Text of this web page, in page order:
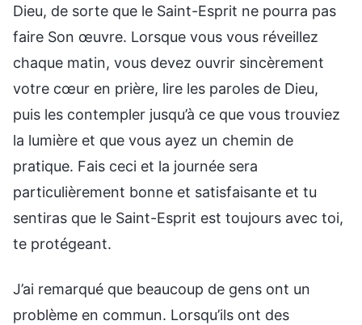
Dieu, de sorte que le Saint-Esprit ne pourra pas
faire Son œuvre. Lorsque vous vous réveillez
chaque matin, vous devez ouvrir sincèrement
votre cœur en prière, lire les paroles de Dieu,
puis les contempler jusqu’à ce que vous trouviez
la lumière et que vous ayez un chemin de
pratique. Fais ceci et la journée sera
particulièrement bonne et satisfaisante et tu
sentiras que le Saint-Esprit est toujours avec toi,
te protégeant.
J’ai remarqué que beaucoup de gens ont un
problème en commun. Lorsqu’ils ont des